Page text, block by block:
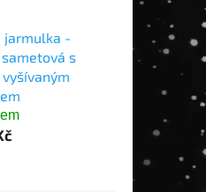
jarmulka -
s